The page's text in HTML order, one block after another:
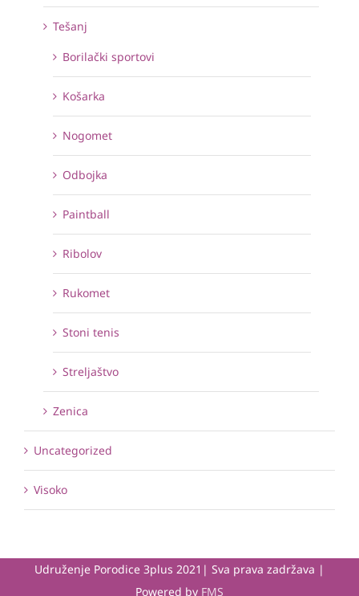
Tešanj
Borilački sportovi
Košarka
Nogomet
Odbojka
Paintball
Ribolov
Rukomet
Stoni tenis
Streljaštvo
Zenica
Uncategorized
Visoko
Udruženje Porodice 3plus 2021| Sva prava zadržava |
Powered by FMS